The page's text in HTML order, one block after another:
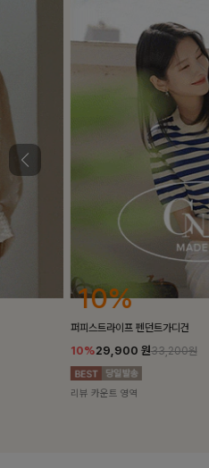
25%
밴스트라이프 스트링원피스
25%35,100 원46,800원
리뷰 카운트 영역